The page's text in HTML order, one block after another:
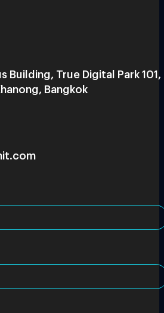
Building, True Digital Park 101,
Bangkok